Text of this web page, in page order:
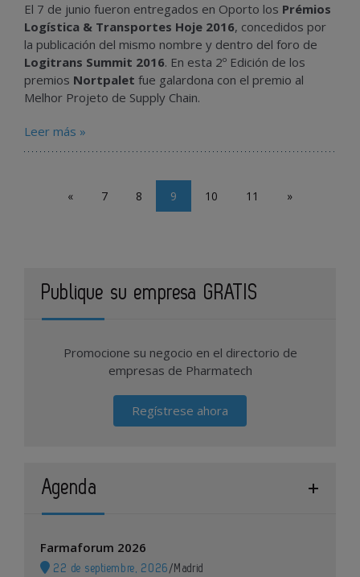
El 7 de junio fueron entregados en Oporto los Prémios
Logística & Transportes Hoje 2016, concedidos por
la publicación del mismo nombre y dentro del foro de
Logitrans Summit 2016. En esta 2º Edición de los
premios Nortpalet fue galardona con el premio al
Melhor Projeto de Supply Chain.
Leer más »
« 7 8 9 10 11 »
Publique su empresa GRATIS
Promocione su negocio en el directorio de
empresas de Pharmatech
Regístrese ahora
Agenda
Farmaforum 2026
22 de septiembre, 2026 / Madrid